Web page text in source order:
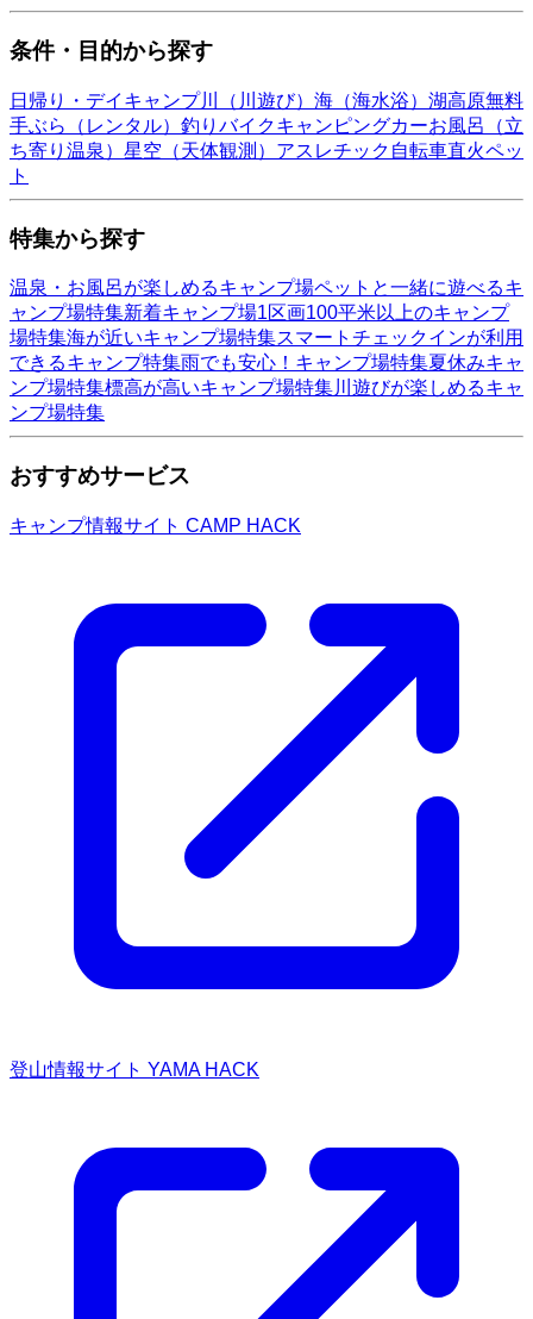
条件・目的から探す
日帰り・デイキャンプ川（川遊び） 海（海水浴） 湖高原無料
手ぶら（レンタル） 釣り バイクキャンピングカーお風呂（立
ち寄り温泉） 星空（天体観測） アスレチック 自転車直火ペッ
ト
特集から探す
温泉・お風呂が楽しめるキャンプ場ペットと一緒に遊べるキ
ャンプ場特集新着キャンプ場1区画100平米以上のキャンプ
場特集海が近いキャンプ場特集スマートチェックインが利用
できるキャンプ特集雨でも安心！キャンプ場特集夏休みキャ
ンプ場特集標高が高いキャンプ場特集川遊びが楽しめるキャ
ンプ場特集
おすすめサービス
キャンプ情報サイト CAMP HACK
登山情報サイト YAMA HACK